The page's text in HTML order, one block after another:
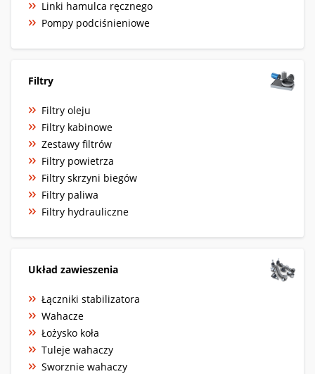
Linki hamulca ręcznego
Pompy podciśnieniowe
Filtry
Filtry oleju
Filtry kabinowe
Zestawy filtrów
Filtry powietrza
Filtry skrzyni biegów
Filtry paliwa
Filtry hydrauliczne
Układ zawieszenia
Łączniki stabilizatora
Wahacze
Łożysko koła
Tuleje wahaczy
Sworznie wahaczy